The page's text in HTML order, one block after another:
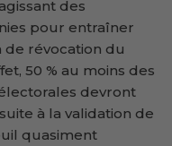
des
pour entraîner
de révocation du
50 % au moins des
devront
à la validation de
quasiment